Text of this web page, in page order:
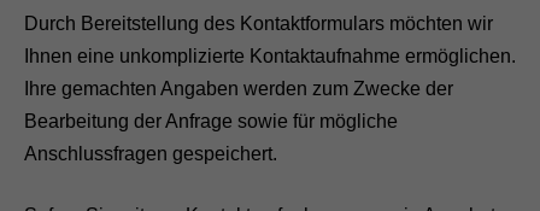
Durch Bereitstellung des Kontaktformulars möchten wir
Ihnen eine unkomplizierte Kontaktaufnahme ermöglichen.
Ihre gemachten Angaben werden zum Zwecke der
Bearbeitung der Anfrage sowie für mögliche
Anschlussfragen gespeichert.